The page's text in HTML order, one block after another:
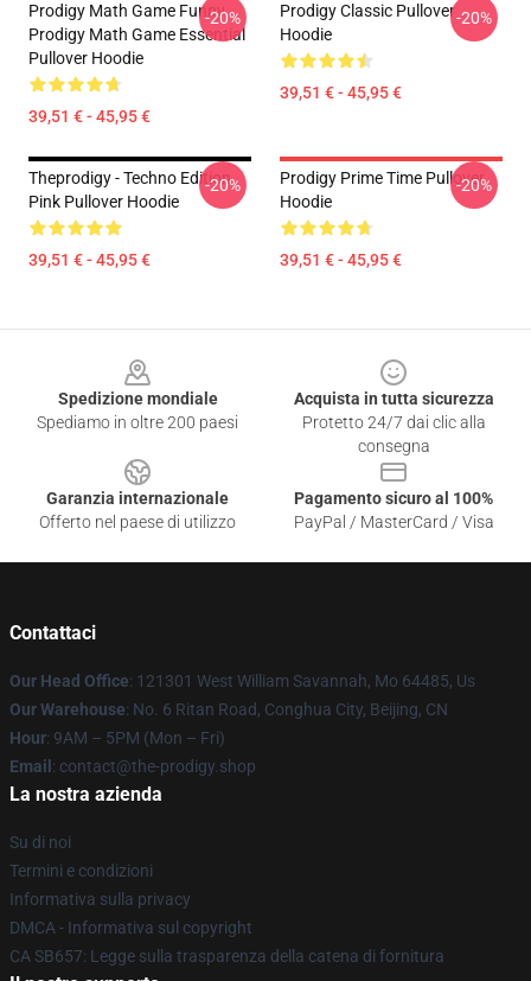
Prodigy Math Game Funny
Prodigy Math Game Essential
Pullover Hoodie
39,51 € - 45,95 €
-20%
Prodigy Classic Pullover
Hoodie
39,51 € - 45,95 €
-20%
Theprodigy - Techno Edition
Pink Pullover Hoodie
39,51 € - 45,95 €
-20%
Prodigy Prime Time Pullover
Hoodie
39,51 € - 45,95 €
-20%
Spedizione mondiale
Spediamo in oltre 200 paesi
Acquista in tutta sicurezza
Protetto 24/7 dai clic alla
consegna
Garanzia internazionale
Offerto nel paese di utilizzo
Pagamento sicuro al 100%
PayPal / MasterCard / Visa
Contattaci
Our Head Office: 121301 West William Savannah, Mo 64485, Us
Our Warehouse: No. 6 Ritan Road, Conghua City, Beijing, CN
Hour: 9AM – 5PM (Mon – Fri)
Email : contact@the-prodigy.shop
La nostra azienda
Su di noi
Termini e condizioni
Informativa sulla privacy
DMCA - Informativa sul copyright
CA SB657: Legge sulla trasparenza della catena di fornitura